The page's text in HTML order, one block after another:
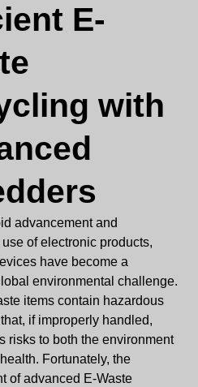
E-
with
advancement and
of electronic products,
have become a
environmental challenge.
items contain hazardous
if improperly handled,
risks to both the environment
Fortunately, the
of advanced E-Waste